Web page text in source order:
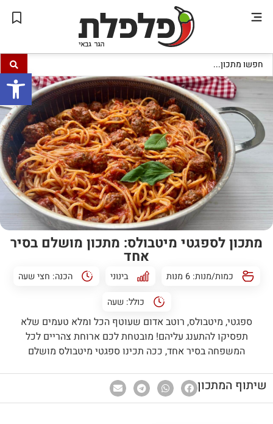
פתח
מתכון לספגטי מיטבולס: מתכון מושלם בסיר
אחד
כמות/מנות: 6 מנות בינוני הכנה: חצי שעה
כולל: שעה
ספגטי, מיטבולס, רוטב אדום שעוטף הכל ומלא טעמים שלא
תפסיקו להתענג עליהם! מובטחת לכם ארוחת צהריים לכל
המשפחה בסיר אחד, ככה תכינו ספגטי מיטבולס מושלם
שיתוף המתכון